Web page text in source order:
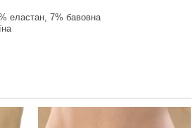
еластан, 7% бавовна